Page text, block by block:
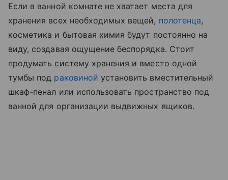
Если в ванной комнате не хватает места для
хранения всех необходимых вещей, полотенца,
косметика и бытовая химия будут постоянно на
виду, создавая ощущение беспорядка. Стоит
продумать систему хранения и вместо одной
тумбы под раковиной установить вместительный
шкаф-пенал или использовать пространство под
ванной для организации выдвижных ящиков.